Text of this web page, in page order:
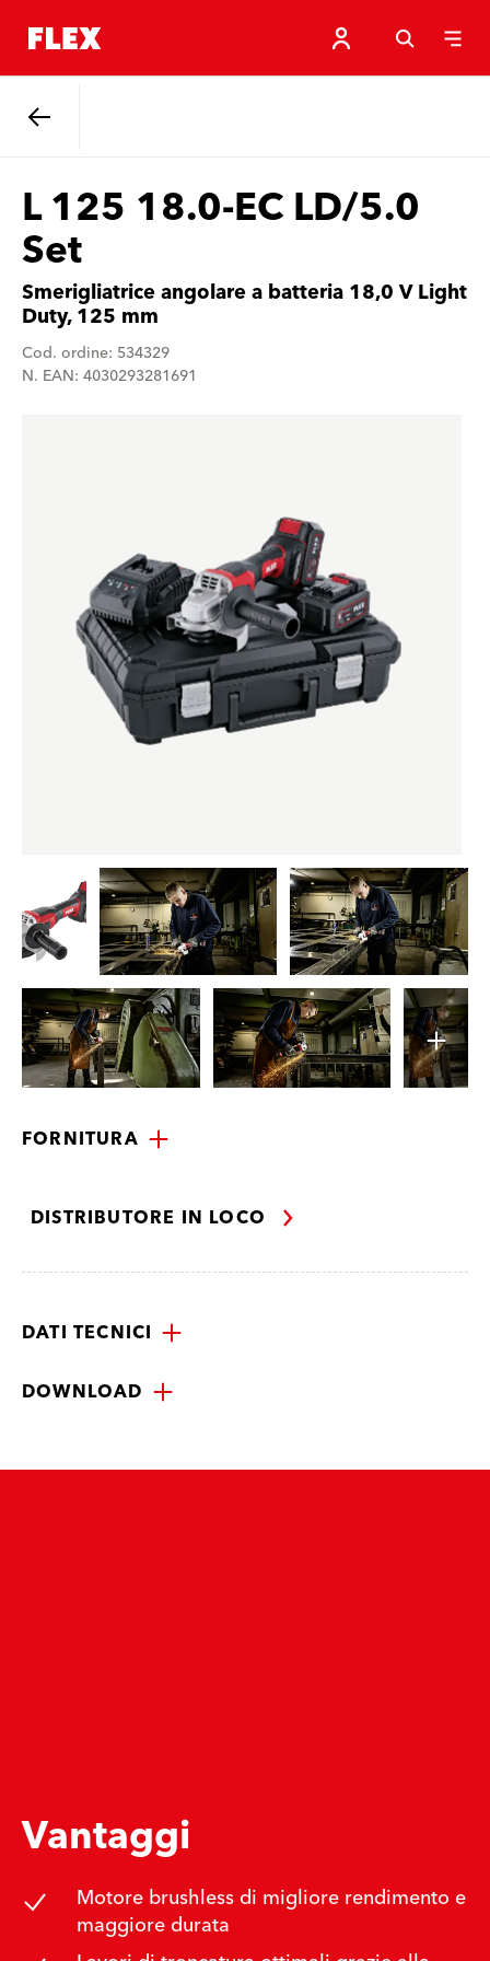
L 125 18.0-EC LD/5.0
Set
Smerigliatrice angolare a batteria 18,0 V Light
Duty, 125 mm
Cod. ordine: 534329
N. EAN: 4030293281691
FORNITURA
DISTRIBUTORE IN LOCO
DATI TECNICI
DOWNLOAD
Vantaggi
Motore brushless di migliore rendimento e
maggiore durata